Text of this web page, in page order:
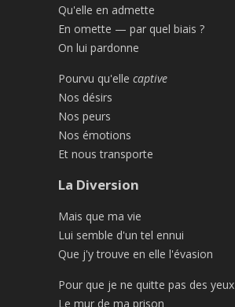
Qu'elle en admette
En omette — par quel biais ?
On lui pardonne
Pourvu qu'elle captive
Nos désirs
Nos peurs
Nos émotions
Et nous transporte
La Diversion
Mais que ma vie
Lui semble d'un tel ennui
Que j'y trouve en elle l'évasion
Pour que je ne quitte pas des yeux
Le mur de ma prison